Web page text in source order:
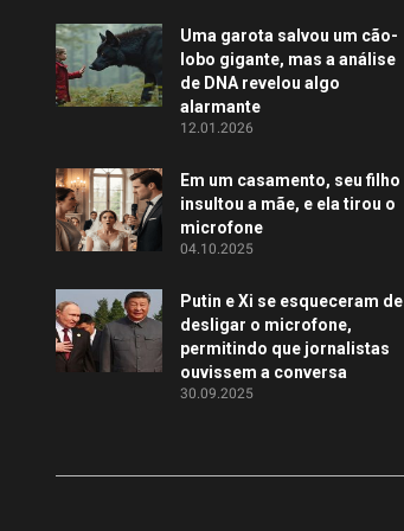
Uma garota salvou um cão-
lobo gigante, mas a análise
de DNA revelou algo
alarmante
12.01.2026
Em um casamento, seu filho
insultou a mãe, e ela tirou o
microfone
04.10.2025
Putin e Xi se esqueceram de
desligar o microfone,
permitindo que jornalistas
ouvissem a conversa
30.09.2025